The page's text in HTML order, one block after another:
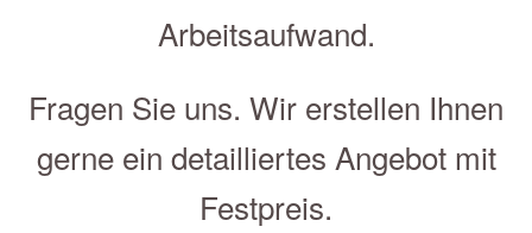
Arbeitsaufwand.
Fragen Sie uns. Wir erstellen Ihnen
gerne ein detailliertes Angebot mit
Festpreis.